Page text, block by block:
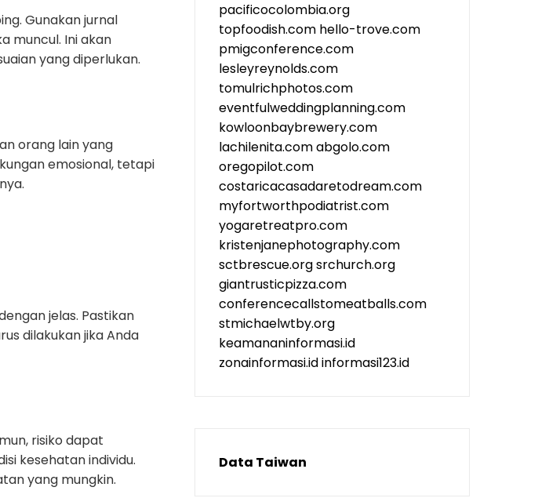
Gunakan jurnal
muncul. Ini akan
yang diperlukan.
orang lain yang
emosional, tetapi
jelas. Pastikan
dilakukan jika Anda
risiko dapat
kesehatan individu.
yang mungkin.
pacificocolombia.org
topfoodish.com hello-trove.com
pmigconference.com
lesleyreynolds.com
tomulrichphotos.com
eventfulweddingplanning.com
kowloonbaybrewery.com
lachilenita.comabgolo.com
oregopilot.com
costaricacasadaretodream.com
myfortworthpodiatrist.com
yogaretreatpro.com
kristenjanephotography.com
sctbrescue.orgsrchurch.org
giantrusticpizza.com
conferencecallstomeatballs.com
stmichaelwtby.org
keamananinformasi.id
zonainformasi.idinformasi123.id
Data Taiwan